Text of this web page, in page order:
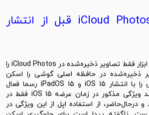
خداحافظی با iCloud Photos قبل از انتشار
بر‌‌اساس بیانیه اپل‌، این ابزار فقط تصاویر ذخیره‌شده در iCloud Photos را
ذخیره‌شده در حافظه اصلی گوشی را اسکن
نمی‌کند‌. اپل این ویژگی را با انتشار iOS 15 و iPadOS 15 رسما فعال
خواهد کرد. ناگفته نماند ویژگی مذکور در زمان عرضه iOS 15 فقط در
در‌حال‌حاضر، از استفاده اپل از این ویژگی در